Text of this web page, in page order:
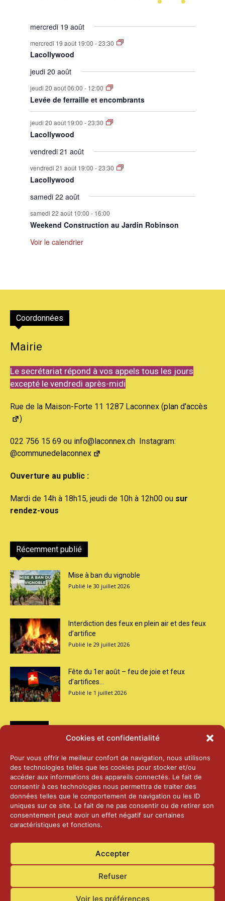
Cookies et confidentialité
Pour vous offrir le meilleur confort de navigation, nous utilisons
des technologies telles que les cookies pour stocker et/ou
accéder aux informations des appareils connectés. Le fait de
consentir à ces technologies nous permettra de traiter des
données telles que le comportement de navigation ou les ID
uniques sur ce site. Le fait de ne pas consentir ou de retirer son
consentement peut avoir un effet négatif sur certaines
caractéristiques et fonctions.
Accepter
Refuser
Voir les préférences
évènement,évènement,évènement,
mercredi 19 août
mercredi 19 août 19:00 -23:30
Lacollywood
jeudi 20 août
jeudi 20 août 06:00 - 12:00
Levée de ferraille et encombrants
jeudi 20 août 19:00 -23:30
Lacollywood
vendredi 21 août
vendredi 21 août 19:00 -23:30
Lacollywood
samedi 22 août
samedi 22 août 10:00 - 16:00
Weekend Construction au Jardin Robinson
Voir le calendrier
Coordonnées
Mairie
Le secrétariat répond à vos appels tous les jours
excepté le vendredi après-midi
Rue de la Maison-Forte 11 1287 Laconnex (plan d'accès
)
022 756 15 69 ou info@laconnex.ch Instagram:
@communedelaconnex
Ouverture au public :
Mardi de 14h à 18h15, jeudi de 10h à 12h00 ou sur
rendez-vous
Récemment publié
Mise à ban du vignoble
30 juillet 2026
Interdiction des feux en plein air et des feux
d’artifice
29 juillet 2026
Fête du 1er août – feu de joie et feux
d’artifices...
1 juillet 2026
2026 – Laiterie d’Orsières et Abbaye de St-
Maurice
25 juin 2026
2025 – Palais Fédéral – Berne
25 juin 2026
Aînés – Noël 2024